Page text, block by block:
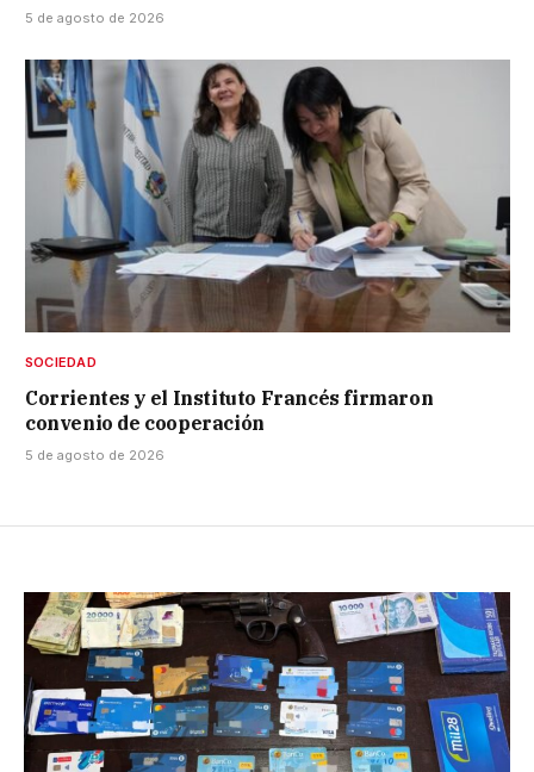
5 de agosto de 2026
SOCIEDAD
Corrientes y el Instituto Francés firmaron
convenio de cooperación
5 de agosto de 2026